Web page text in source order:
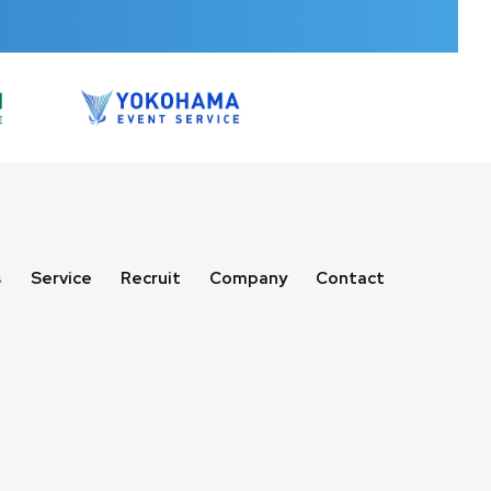
Service Recruit Company Contact